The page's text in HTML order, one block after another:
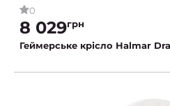
0
8 029грн
Геймерське крісло Halmar